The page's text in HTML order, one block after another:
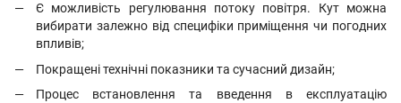
Є можливість регулювання потоку повітря. Кут можна
вибирати залежно від специфіки приміщення чи погодних
впливів;
Покращені технічні показники та сучасний дизайн;
Процес встановлення та введення в експлуатацію